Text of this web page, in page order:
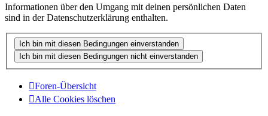
Informationen über den Umgang mit deinen persönlichen Daten
sind in der Datenschutzerklärung enthalten.
Foren-Übersicht
Alle Cookies löschen